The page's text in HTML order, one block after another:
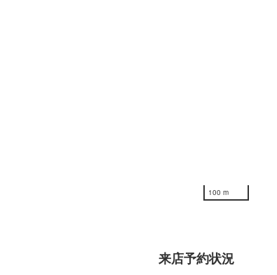
100 m
来店予約状況